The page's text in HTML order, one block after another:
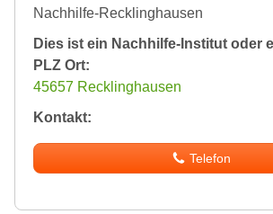
Nachhilfe-Recklinghausen
Dies ist ein Nachhilfe-Institut oder
PLZ Ort:
45657 Recklinghausen
Kontakt:
Telefon